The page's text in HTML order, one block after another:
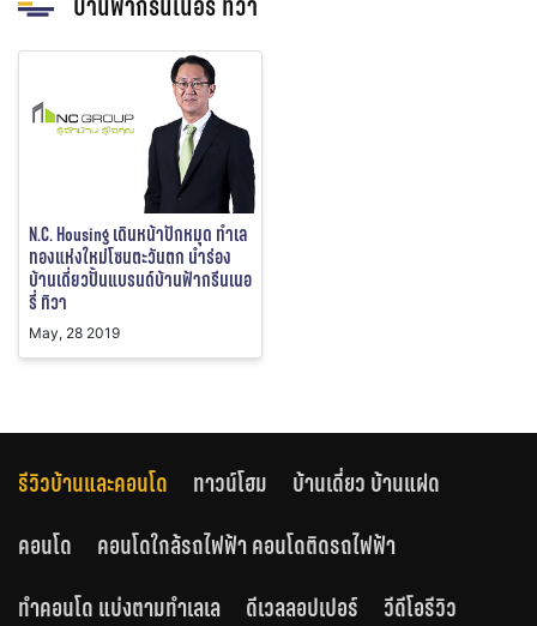
N.C. Housing เดินหน้าปักหมุด ทำเล
ทองแห่งใหม่โซนตะวันตก นำร่อง
บ้านเดี่ยวปั้นแบรนด์บ้านฟ้ากรีนเนอ
รี่ ทิวา
May, 28 2019
รีวิวบ้านและคอนโด ทาวน์โฮม
บ้านเดี่ยว บ้านแฝด
คอนโด
คอนโดใกล้รถไฟฟ้า คอนโดติดรถไฟฟ้า
ทำคอนโด แบ่งตามทำเลเล
ดีเวลลอปเปอร์ วีดีโอรีวิว